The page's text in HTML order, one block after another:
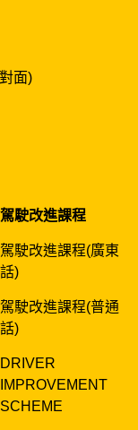
面)
駕駛改進課程
駕駛改進課程(廣東
話)
駕駛改進課程(普通
話)
DRIVER
IMPROVEMENT
SCHEME